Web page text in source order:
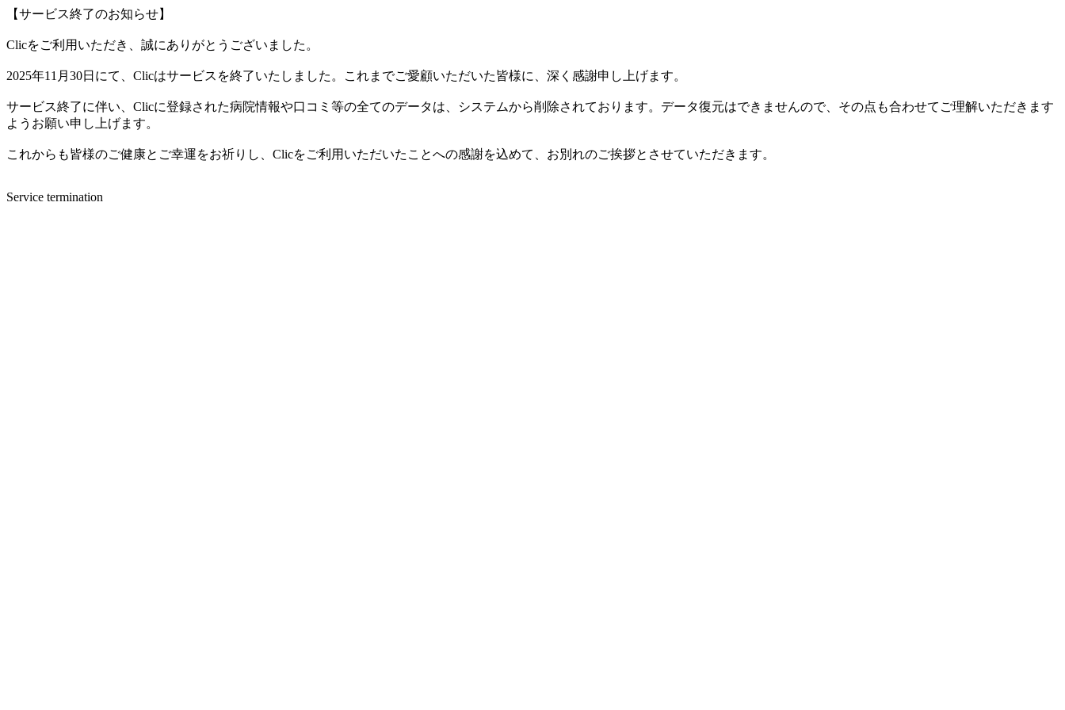
【サービス終了のお知らせ】
Clicをご利用いただき、誠にありがとうございました。
2025年11月30日にて、Clicはサービスを終了いたしました。これまでご愛顧いただいた皆様に、深く感謝申し上げます。
サービス終了に伴い、Clicに登録された病院情報や口コミ等の全てのデータは、システムから削除されております。データ復元はできませんので、その点も合わせてご理解いただきます
ようお願い申し上げます。
これからも皆様のご健康とご幸運をお祈りし、Clicをご利用いただいたことへの感謝を込めて、お別れのご挨拶とさせていただきます。
Service termination